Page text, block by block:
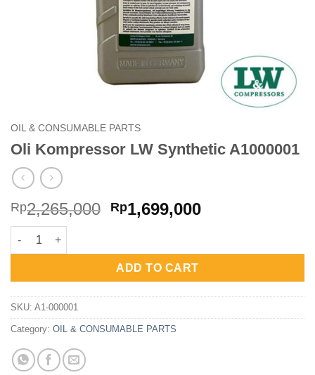
OIL & CONSUMABLE PARTS
Oli Kompressor LW Synthetic A1000001
Rp2,265,000 Original
Rp2,265,000.
Rp1,699,000Current
Rp1,699,000.
Oli Kompressor LW Synthetic A1000001 quantity
ADD TO CART
SKU: A1-000001
Category: OIL & CONSUMABLE PARTS